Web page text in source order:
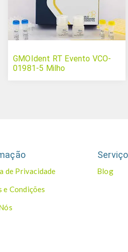
GMOIdent RT Evento VCO-
01981-5 Milho
de Privacidade
e Condições
Blog